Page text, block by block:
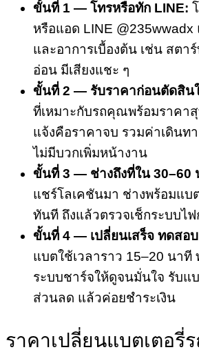
ขั้นที่ 1 — โทรหรือทัก LINE:
หรือแอด LINE @235wwadx
และอาการเบื้องต้น เช่น สตา
อ่อน มีเสียงแชะ ๆ
ขั้นที่ 2 — รับราคาก่อนตัดสิน
ที่เหมาะกับรถคุณพร้อมราคา
แจ้งคือราคาจบ รวมค่าเดินท
ไม่มีบวกเพิ่มหน้างาน
ขั้นที่ 3 — ช่างถึงที่ใน 30–60
แชร์โลเคชันมา ช่างพร้อมแบ
ทันที ถึงแล้วตรวจเช็กระบบไ
ขั้นที่ 4 — เปลี่ยนเสร็จ ทดสอบ
แบตใช้เวลาราว 15–20 นา
ระบบชาร์จให้ดูจนมั่นใจ รับแ
ส่วนลด แล้วค่อยชำระเงิน
ราคาเปลี่ยนแบตเตอรี่